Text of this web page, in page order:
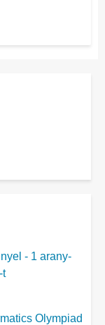
- 1 arany-
t
Olympiad